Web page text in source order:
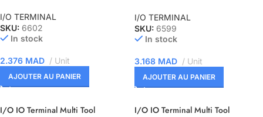
I/O TERMINAL
SKU: 6602
In stock
2.376 MAD Unit
AJOUTER AU PANIER
I/O TERMINAL
SKU: 6599
In stock
3.168 MAD Unit
AJOUTER AU PANIER
I/O IO Terminal Multi Tool
I/O IO Terminal Multi Tool